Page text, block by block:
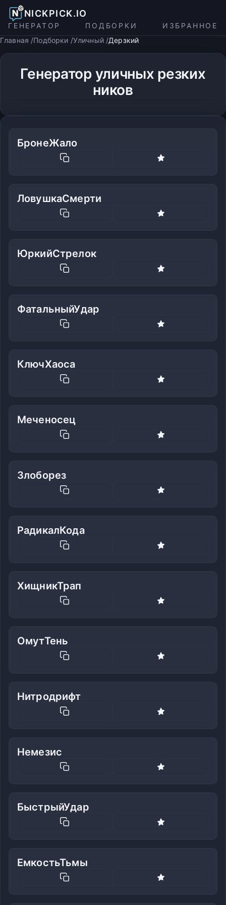
NICKPICK.IO
ГЕНЕРАТОР ПОДБОРКИ
ИЗБРАННОЕ
Главная
Подборки Уличный Дерзкий
Генератор уличных резких
ников
БронеЖало
ЛовушкаСмерти
ЮркийСтрелок
ФатальныйУдар
КлючХаоса
Меченосец
Злоборез
РадикалКода
ХищникТрап
ОмутТень
Нитродрифт
Немезис
БыстрыйУдар
ЕмкостьТьмы